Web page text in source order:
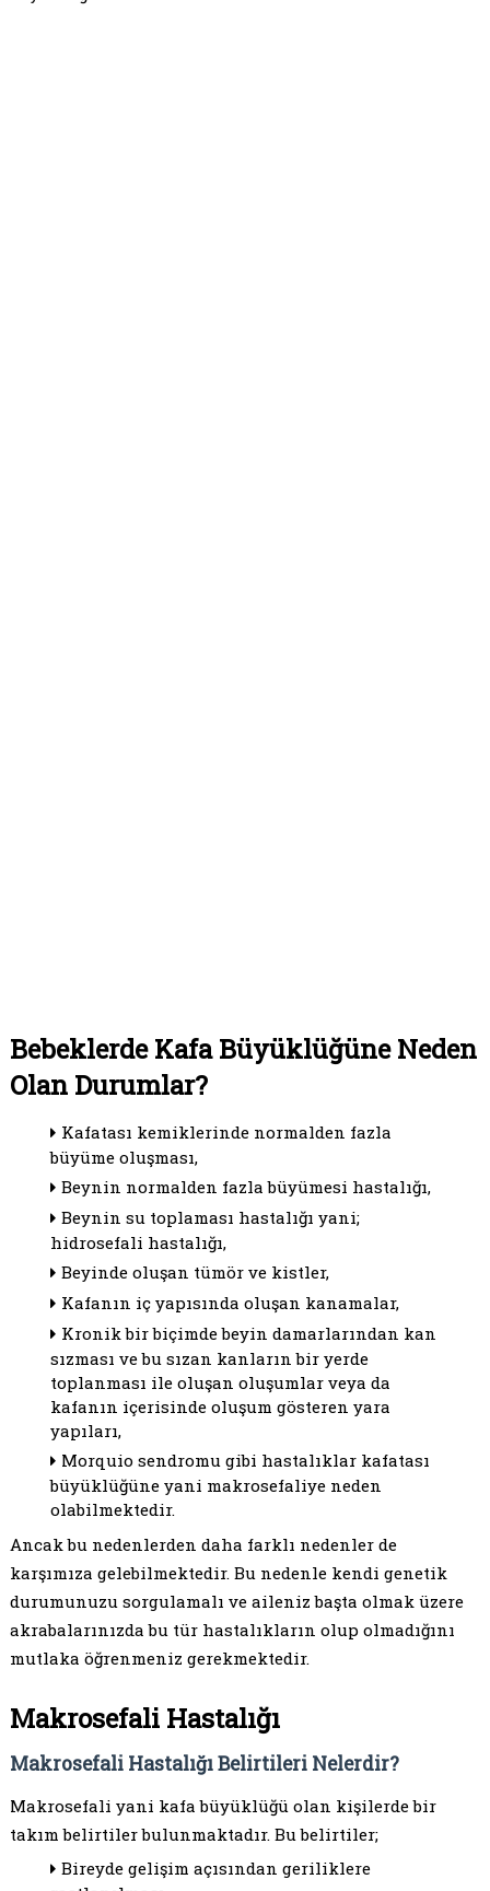
Bebeklerde Kafa Büyüklüğüne Neden
Olan Durumlar?
Kafatası kemiklerinde normalden fazla
büyüme oluşması,
Beynin normalden fazla büyümesi hastalığı,
Beynin su toplaması hastalığı yani;
hidrosefali hastalığı,
Beyinde oluşan tümör ve kistler,
Kafanın iç yapısında oluşan kanamalar,
Kronik bir biçimde beyin damarlarından kan
sızması ve bu sızan kanların bir yerde
toplanması ile oluşan oluşumlar veya da
kafanın içerisinde oluşum gösteren yara
yapıları,
Morquio sendromu gibi hastalıklar kafatası
büyüklüğüne yani makrosefaliye neden
olabilmektedir.
Ancak bu nedenlerden daha farklı nedenler de
karşımıza gelebilmektedir. Bu nedenle kendi genetik
durumunuzu sorgulamalı ve aileniz başta olmak üzere
akrabalarınızda bu tür hastalıkların olup olmadığını
mutlaka öğrenmeniz gerekmektedir.
Makrosefali Hastalığı
Makrosefali Hastalığı Belirtileri Nelerdir?
Makrosefali yani kafa büyüklüğü olan kişilerde bir
takım belirtiler bulunmaktadır. Bu belirtiler;
Bireyde gelişim açısından geriliklere